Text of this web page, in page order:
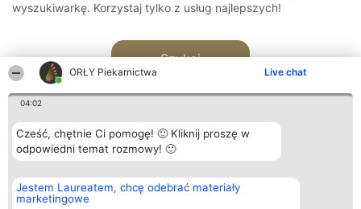
ORŁY Piekarnictwa Live chat
04:02
Cześć, chętnie Ci pomogę! 🙂 Kliknij proszę w
odpowiedni temat rozmowy! 🙂
Jestem Laureatem, chcę odebrać materiały
marketingowe
wyszukiwarkę. Korzystaj tylko z usług najlepszych!
Szukaj
Organizator plebiscytu
Bright Side Solutions sp. z o.
o. sp. k.
Plebiscyt
Laureaci
Kontakt
Kontakt